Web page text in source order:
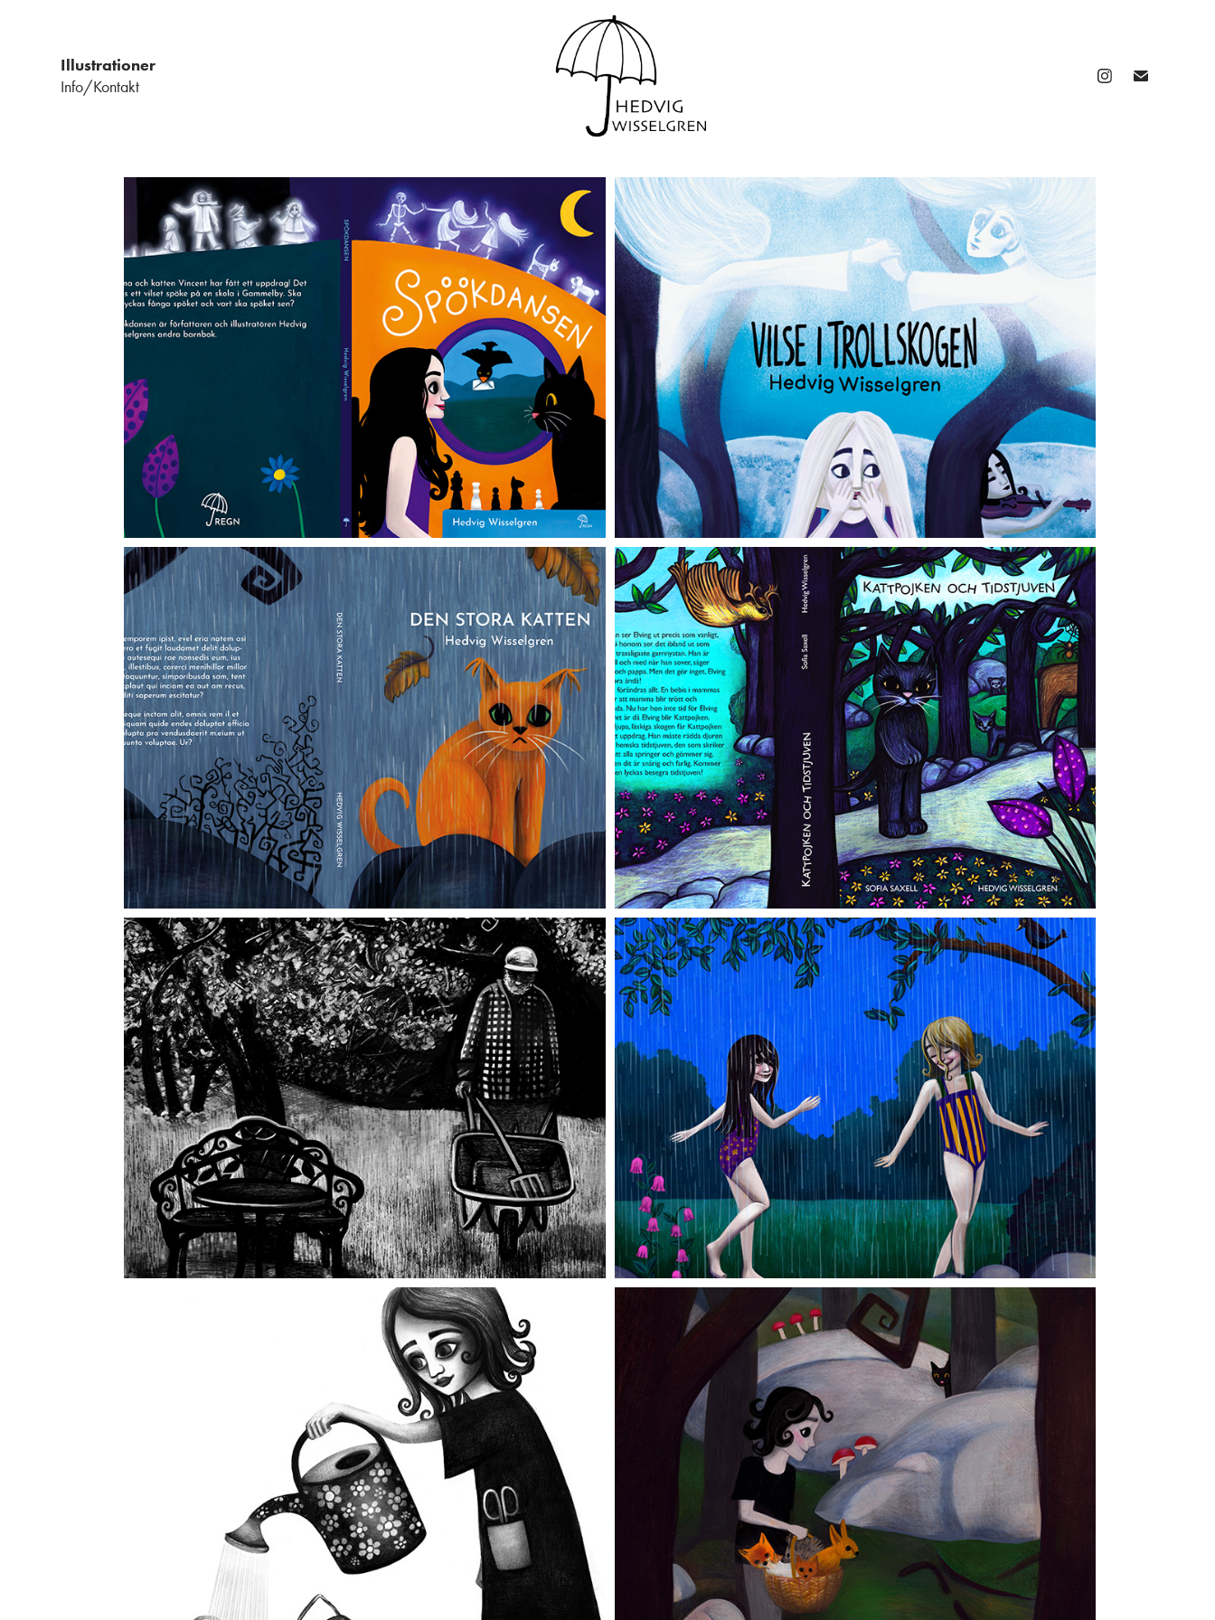
Illustrationer
Info/Kontakt
Från barnboken Spökdansen
2026
Från Vilse i trollskogen
2024
Ur barnboken Den stora katten Från Kattpojken och tidstjuven
2023
Gubbe med skottkärra
2024
Sommarregn
2025
Trädgårdsmästare
2024
I skogen och plockar kompisar
2026